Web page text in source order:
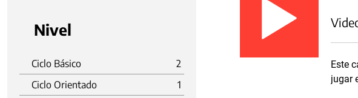
Nivel
Ciclo Básico
2
Ciclo Orientado
1
Este
jugar